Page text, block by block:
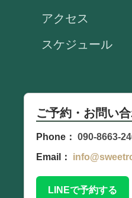
アクセス
スケジュール
ご予約・お問い
Phone： 090-8663-
Email：
LINEで予約する